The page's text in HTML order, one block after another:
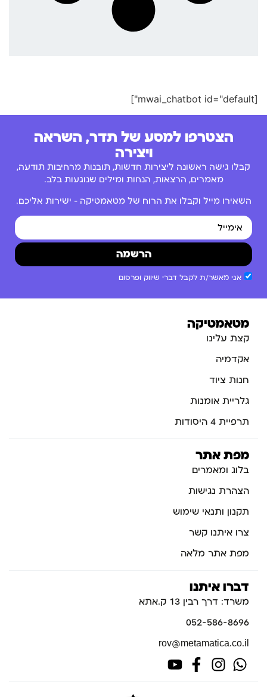
[mwai_chatbot id="default"]
הצטרפו למסע של תדר, השראה
ויצירה
קבלו גישה ראשונה ליצירות חדשות, תובנות מרחיבות תודעה,
מאמרים, הרצאות, הנחות ומילים שנוגעות בלב.
השאירו מייל וקבלו את הרוח של מטאמטיקה – ישירות אליכם.
אני מאשר/ת לקבל דברי שיווק ופרסום
הרשמה
מטאמטיקה
קצת עלינו
אקדמיה
חנות ציוד
גלריית אומנות
תרפיית 4 היסודות
מפת אתר
בלוג ומאמרים
הצהרת נגישות
תקנון ותנאי שימוש
צרו איתנו קשר
מפת אתר מלאה
דברו איתנו
משרד: דרך רבין 13 ק.אתא
052-586-8696
rov@metamatica.co.il